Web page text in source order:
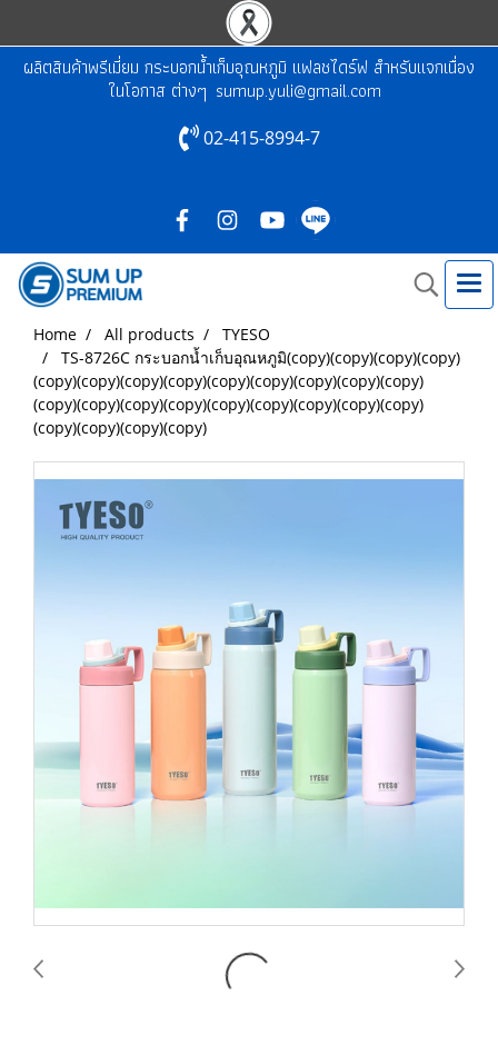
ผลิตสินค้าพรีเมี่ยม กระบอกน้ำเก็บอุณหภูมิ แฟลชไดร์ฟ สำหรับแจกเนื่อง
ในโอกาส ต่างๆ sumup.yuli@gmail.com
02-415-8994-7
Home All products
TYESO
TS-8726C กระบอกน้ำเก็บอุณหภูมิ(copy)(copy)(copy)(copy)
(copy)(copy)(copy)(copy)(copy)(copy)(copy)(copy)(copy)
(copy)(copy)(copy)(copy)(copy)(copy)(copy)(copy)(copy)
(copy)(copy)(copy)(copy)